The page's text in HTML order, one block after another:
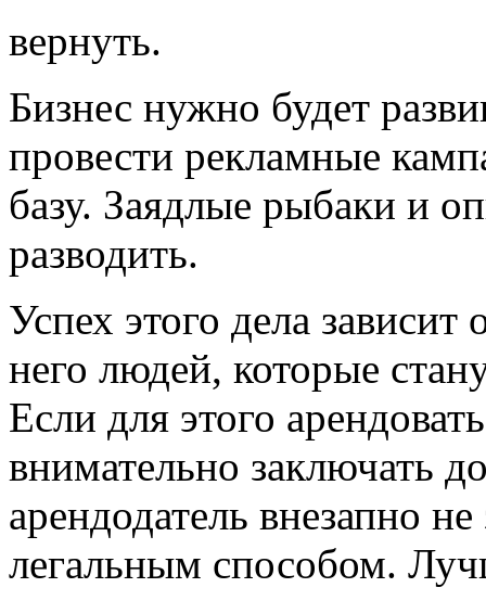
вернуть.
Бизнес нужно будет
провести рекламные
базу. Заядлые рыбаки и
разводить.
Успех этого дела
него людей, которые
Если для этого
внимательно заключать
арендодатель внезапно
легальным способом.